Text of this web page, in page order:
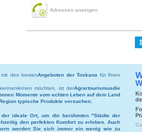
Adressen anzeigen
1
den bestenAngeboten der Toskana für Ihren
möchten, ist derAgrartourismusdie
Momente vom echten Leben auf dem Land
typische Produkte versuchen.
ideale Ort, um die berühmten "Städte der
den perfekten Komfort zu erleben. Auch
werden Sie sich immer ein wenig wie zu